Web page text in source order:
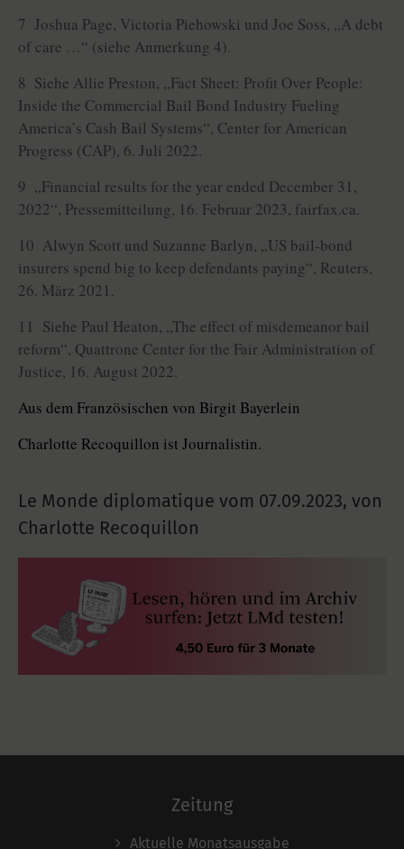
7 Joshua Page, Victoria Piehowski und Joe Soss, „A debt
of care …“ (siehe Anmerkung 4).
8 Siehe Allie Preston, „Fact Sheet: Profit Over People:
Inside the Commercial Bail Bond Industry Fueling
America’s Cash Bail Systems“, Center for American
Progress (CAP), 6. Juli 2022.
9 „Financial results for the year ended December 31,
2022“, Pressemitteilung, 16. Februar 2023, fairfax.ca.
10 Alwyn Scott und Suzanne Barlyn, „US bail-bond
insurers spend big to keep defendants paying“, Reuters,
26. März 2021.
11 Siehe Paul Heaton, „The effect of misdemeanor bail
reform“, Quattrone Center for the Fair Administration of
Justice, 16. August 2022.
Aus dem Französischen von Birgit Bayerlein
Charlotte Recoquillon ist Journalistin.
Le Monde diplomatique vom 07.09.2023, von
Charlotte Recoquillon
Zeitung
Aktuelle Monatsausgabe